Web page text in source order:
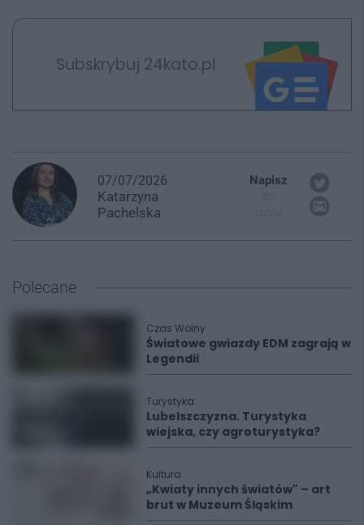
Subskrybuj 24kato.pl
07/07/2026
Katarzyna
Pachelska
Napisz
Polecane
Czas Wolny
Światowe gwiazdy EDM zagrają w
Legendii
Turystyka
Lubelszczyzna. Turystyka
wiejska, czy agroturystyka?
Kultura
„Kwiaty innych światów" – art
brut w Muzeum Śląskim